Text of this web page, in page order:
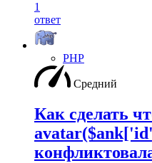
1
ответ
PHP
Средний
Как сделать